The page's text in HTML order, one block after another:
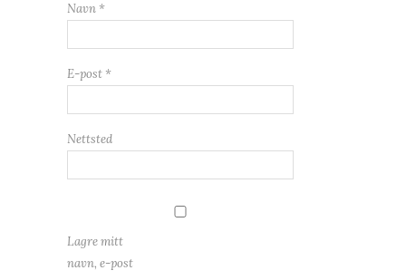
Navn *
E-post *
Nettsted
Lagre mitt
navn, e-post